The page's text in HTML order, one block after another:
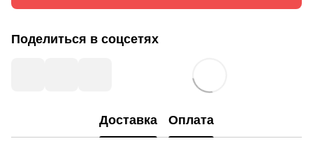
Поделиться в соцсетях
Доставка Оплата